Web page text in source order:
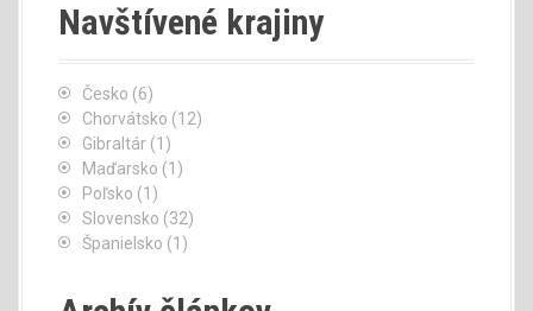
Navštívené krajiny
Česko (6)
Chorvátsko (12)
Gibraltár (1)
Maďarsko (1)
Poľsko (1)
Slovensko (32)
Španielsko (1)